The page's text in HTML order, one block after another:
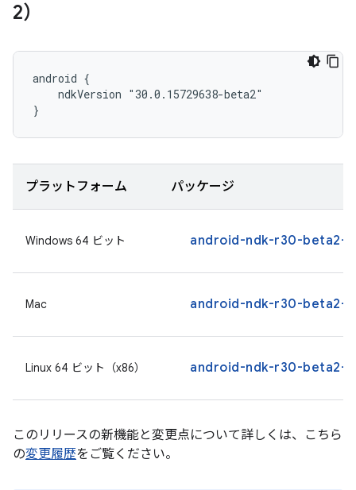
2）
android {
    ndkVersion "30.0.15729638-beta2"
}
プラットフォーム パッケージ
Windows 64 ビット android-ndk-r30-beta2-
Mac android-ndk-r30-beta2-
Linux 64 ビット（x86） android-ndk-r30-beta2-
このリリースの新機能と変更点について詳しくは、こちら
の変更履歴をご覧ください。